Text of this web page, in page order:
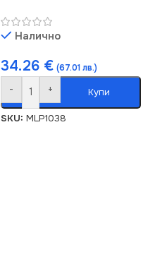
Налично
34.26 € (67.01 лв.)
- + Купи
SKU: MLP1038